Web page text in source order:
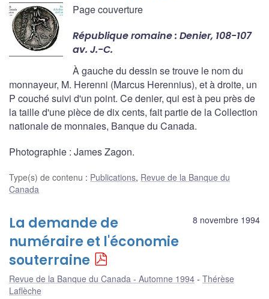
Page couverture
République romaine : Denier, 108-107
av. J.-C.
À gauche du dessin se trouve le nom du
monnayeur, M. Herenni (Marcus Herennius), et à droite, un
P couché suivi d'un point. Ce denier, qui est à peu près de
la taille d'une pièce de dix cents, fait partie de la Collection
nationale de monnaies, Banque du Canada.
Photographie : James Zagon.
Type(s) de contenu : Publications, Revue de la Banque du
Canada
8 novembre 1994
La demande de
numéraire et l'économie
souterraine
Revue de la Banque du Canada - Automne 1994
Thérèse
Laflèche